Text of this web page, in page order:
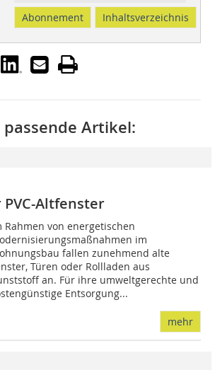
Abonnement Inhaltsverzeichnis
Artikel:
Altfenster
Rahmen von energetischen
im
fallen zunehmend alte
Türen oder Rollladen aus
an. Für ihre umweltgerechte und
Entsorgung...
mehr